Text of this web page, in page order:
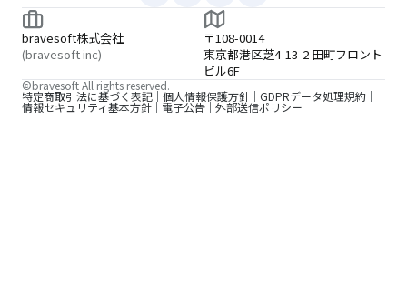
bravesoft株式会社
(bravesoft inc)
〒108-0014
東京都港区芝4-13-2 田町フロント
ビル6F
特定商取引法に基づく表記 個人情報保護方針 GDPRデータ処理規約
情報セキュリティ基本方針 電子公告 外部送信ポリシー
©bravesoft All rights reserved.